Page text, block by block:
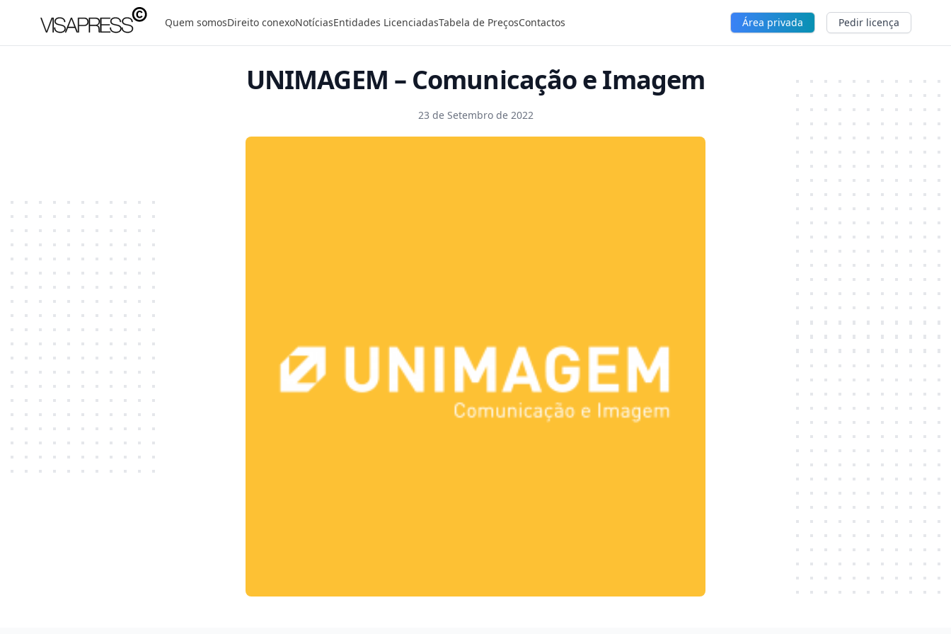
Visapress Quem somosDireito conexoNotíciasEntidades LicenciadasTabela de PreçosContactos Área privada Pedir licença
UNIMAGEM – Comunicação e Imagem
23 de Setembro de 2022